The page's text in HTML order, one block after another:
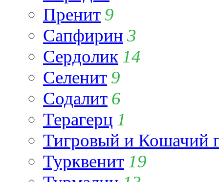
Пренит 9
Сапфирин 3
Сердолик 14
Селенит 9
Содалит 6
Терагерц 1
Тигровый и Кошачий
Турквенит 19